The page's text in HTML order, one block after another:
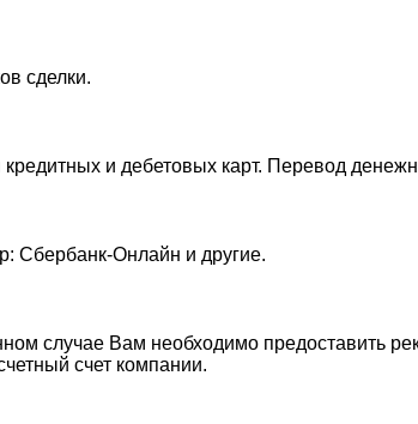
сделки.
и дебетовых карт. Перевод
Сбербанк-Онлайн и другие.
случае Вам необходимо предоставить
счет компании.